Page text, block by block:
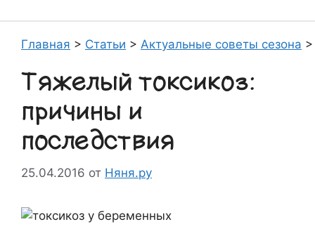
Главная > Статьи > Актуальные советы сезона
Тяжелый токсикоз:
причины и
последствия
25.04.2016 от Няня.ру